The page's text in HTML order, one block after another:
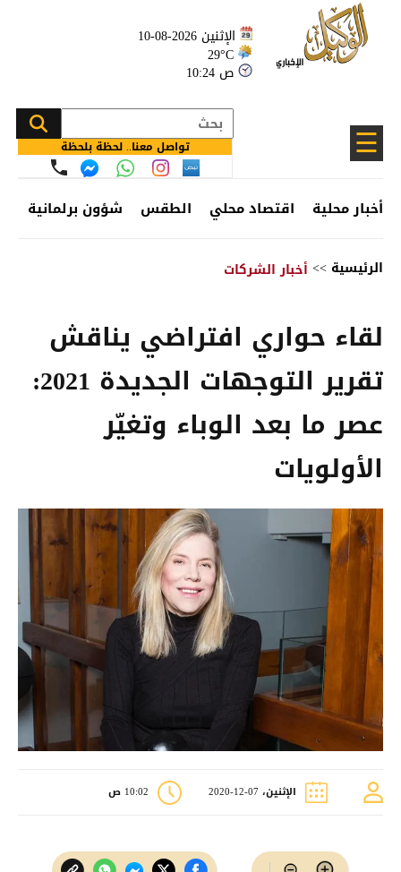
الإثنين 2026-08-10
29°C
10:24 ص
☰ تواصل معنا.. لحظة بلحظة
أخبار محلية اقتصاد محلي الطقس شؤون برلمانية
الرئيسية >> أخبار الشركات
لقاء حواري افتراضي يناقش
تقرير التوجهات الجديدة 2021:
عصر ما بعد الوباء وتغيّر
الأولويات
الإثنين، 07-12-2020 10:02 ص